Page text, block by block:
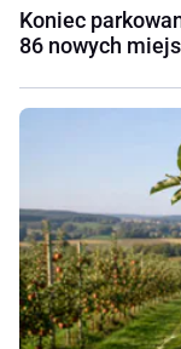
Koniec
86 nowych